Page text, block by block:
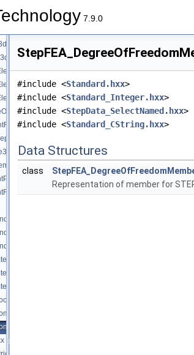
7.9.0
#include <Standard.hxx>
#include <Standard_Integer.hxx>
#include <StepData_SelectNamed.hxx>
#include <Standard_CString.hxx>
Data Structures
class
Representation of member for